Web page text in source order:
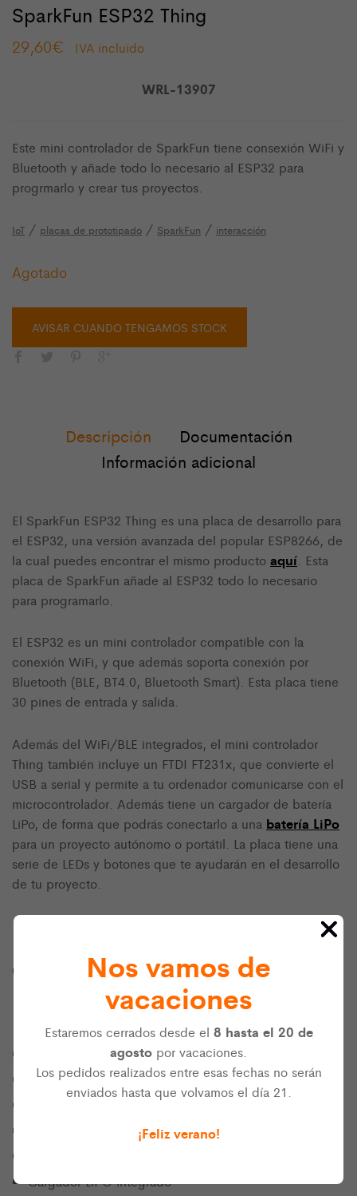
SparkFun ESP32 Thing
29,60€ IVA incluido
WRL-13907
Este mini controlador de SparkFun tiene consexión WiFi y
Bluetooth y añade todo lo necesario al ESP32 para
progrmarlo y crear tus proyectos.
IoT / placas de prototipado / SparkFun / interacción
Agotado
AVISAR CUANDO TENGAMOS STOCK
Descripción
Documentación
Información adicional
El SparkFun ESP32 Thing es una placa de desarrollo para
el ESP32, una versión avanzada del popular ESP8266, de
la cual puedes encontrar el mismo producto aquí. Esta
placa de SparkFun añade al ESP32 todo lo necesario
para programarlo.
El ESP32 es un mini controlador compatible con la
conexión WiFi, y que además soporta conexión por
Bluetooth (BLE, BT4.0, Bluetooth Smart). Esta placa tiene
30 pines de entrada y salida.
Además del WiFi/BLE integrados, el mini controlador
Thing también incluye un FTDI FT231x, que convierte el
USB a serial y permite a tu ordenador comunicarse con el
microcontrolador. Además tiene un cargador de batería
LiPo, de forma que podrás conectarlo a una batería LiPo
para un proyecto autónomo o portátil. La placa tiene una
serie de LEDs y botones que te ayudarán en el desarrollo
de tu proyecto.
Características técnicas de la
placa de desarrollo SparkFun
ESP32 Thing
Microprocesador Dual-core Tensilica LX6
Hasta 240MHz de frecuencia de reloj
SRAM interna de 520kB
Transmisor-receptor BGN WiFi 802.11 integrado
Cargador LiPO integrado
Nos vamos de
vacaciones
Estaremos cerrados desde el 8 hasta el 20 de
agosto por vacaciones.
Los pedidos realizados entre esas fechas no serán
enviados hasta que volvamos el día 21.
¡Feliz verano!